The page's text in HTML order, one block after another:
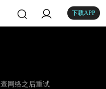
下载APP
网络之后重试